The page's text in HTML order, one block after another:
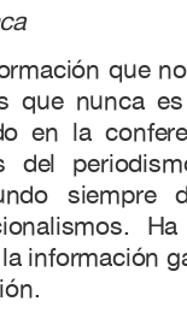
que
que nunca
en la
del
siempre
información